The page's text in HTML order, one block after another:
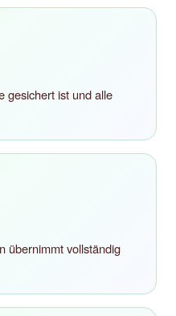
gesichert ist und alle
übernimmt vollständig